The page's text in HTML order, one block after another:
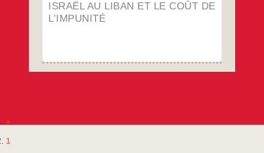
ISRAËL AU LIBAN ET LE COÛT DE
L’IMPUNITÉ
«
1